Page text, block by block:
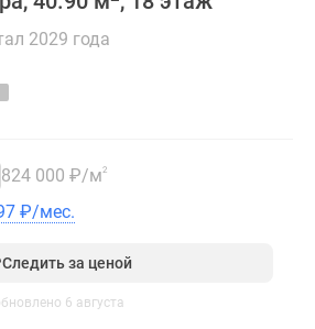
2029 года
824 000 ₽/м2
₽/мес.
Следить за ценой
6 августа